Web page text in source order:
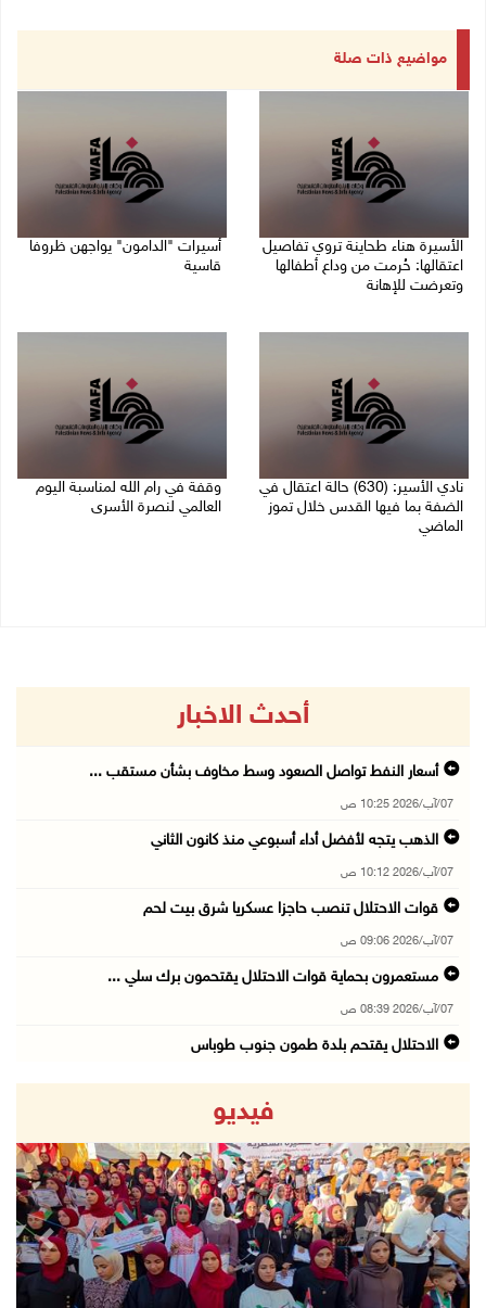
مواضيع ذات صلة
الأسيرة هناء طحاينة تروي تفاصيل
اعتقالها: حُرمت من وداع أطفالها
وتعرضت للإهانة
أسيرات "الدامون" يواجهن ظروفا
قاسية
نادي الأسير: (630) حالة اعتقال في
الضفة بما فيها القدس خلال تموز
الماضي
وقفة في رام الله لمناسبة اليوم
العالمي لنصرة الأسرى
أحدث الاخبار
أسعار النفط تواصل الصعود وسط مخاوف بشأن مستقب ...
07/آب/2026 10:25 ص
الذهب يتجه لأفضل أداء أسبوعي منذ كانون الثاني
07/آب/2026 10:12 ص
قوات الاحتلال تنصب حاجزا عسكريا شرق بيت لحم
07/آب/2026 09:06 ص
مستعمرون بحماية قوات الاحتلال يقتحمون برك سلي ...
07/آب/2026 08:39 ص
الاحتلال يقتحم بلدة طمون جنوب طوباس
محافظة القدس: انسحاب قوات الاحتلال من مخيم قل ...
07/آب/2026 08:23 ص
الطقس: أجواء صافية صيفية والحرارة حول معدلها ...
07/آب/2026 08:15 ص
تواصل انتهاكات الاحتلال والمستعمرين: اعتقالات ...
06/آب/2026 11:53 م
فيديو
Next